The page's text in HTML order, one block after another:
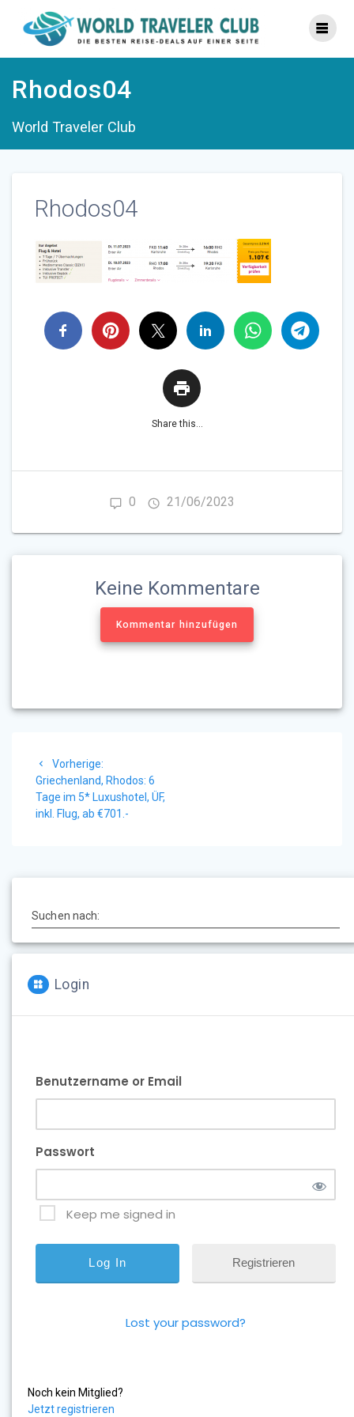
Inhalt
springen
Rhodos04
World Traveler Club
Rhodos04
Share this...
0 21/06/2023
Keine Kommentare
Kommentar hinzufügen
Vorherige:
Beitrag:
Griechenland, Rhodos: 6
Tage im 5* Luxushotel, ÜF,
inkl. Flug, ab €701.-
Suchen nach:
Login
Benutzername or Email
Passwort
Keep me signed in
Registrieren
Lost your password?
Noch kein Mitglied?
Jetzt registrieren